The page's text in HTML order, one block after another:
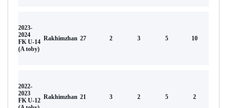
2023-
2024
FK U-14
(A toby)
Rakhimzhan 27 2 3 5 10
2022-
2023
FK U-12 Rakhimzhan 21 3 2 5 2